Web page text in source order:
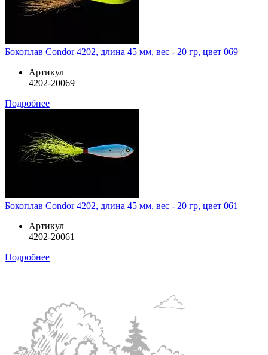
Бокоплав Condor 4202, длина 45 мм, вес - 20 гр, цвет 069
Артикул
4202-20069
Подробнее
Бокоплав Condor 4202, длина 45 мм, вес - 20 гр, цвет 061
Артикул
4202-20061
Подробнее